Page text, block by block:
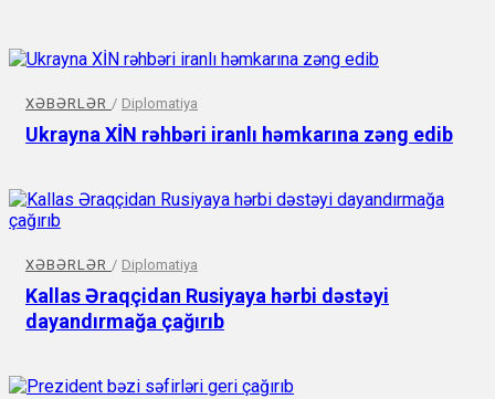
XƏBƏRLƏR / Diplomatiya
Ukrayna XİN rəhbəri iranlı həmkarına zəng edib
XƏBƏRLƏR / Diplomatiya
Kallas Əraqçidan Rusiyaya hərbi dəstəyi
dayandırmağa çağırıb